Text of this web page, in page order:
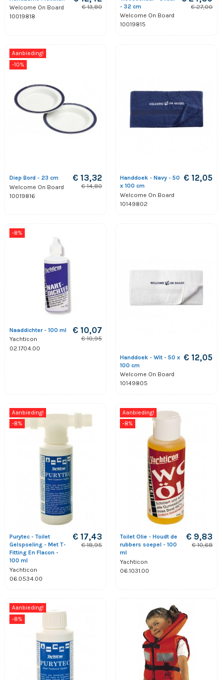
Welcome On Board
10019818
€ 13,80
- 32 cm
Welcome On Board
10019815
€ 27,00
Aanbieding!
-10%
Diep Bord - 23 cm
Welcome On Board
10019816
€ 13,32
€ 14,80
Handdoek - Navy - 50
x 100 cm
Welcome On Board
10149802
€ 12,05
-8%
Naaddichter - 100 ml
Yachticon
02.1704.00
€ 10,07
€ 10,95
Handdoek - Wit - 50 x
100 cm
Welcome On Board
10149805
€ 12,05
Aanbieding!
-8%
Purytec - Toilet
Gelspoeling - Met T-
Fitting En Flacon -
100 ml
Yachticon
06.0534.00
€ 17,43
€ 18,95
Aanbieding!
-8%
Toilet Olie - Houdt de
rubbers soepel - 100
ml
Yachticon
06.1031.00
€ 9,83
€ 10,68
Aanbieding!
-8%